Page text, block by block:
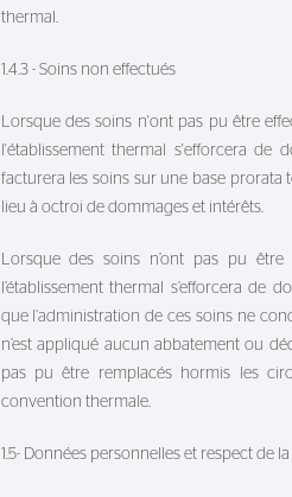
thermal.
1.4.3 - Soins non effectués
Lorsque des soins n'ont pas pu être
l'établissement thermal s'efforcera de
facturera les soins sur une base
lieu à octroi de dommages et intérêts.
Lorsque des soins n’ont pas pu être
l’établissement thermal s’efforcera de
que l’administration de ces soins ne
n’est appliqué aucun abbatement ou
pas pu être remplacés hormis les
convention thermale.
1.5- Données personnelles et respect de